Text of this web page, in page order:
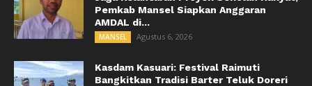
Pemkab Mansel Siapkan Anggaran
AMDAL di...
MANSEL Agustus 6, 2026
Kasdam Kasuari: Festival Raimuti
Bangkitkan Tradisi Barter Teluk Doreri